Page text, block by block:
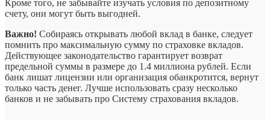
Кроме того, не забывайте изучать условия по депозитному
счету, они могут быть выгодней.
Важно! Собираясь открывать любой вклад в банке, следует
помнить про максимальную сумму по страховке вкладов.
Действующее законодательство гарантирует возврат
предельной суммы в размере до 1.4 миллиона рублей. Если
банк лишат лицензии или организация обанкротится, вернут
только часть денег. Лучше использовать сразу несколько
банков и не забывать про Систему страхования вкладов.